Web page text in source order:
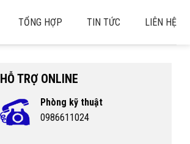
TỔNG HỢP TIN TỨC LIÊN HỆ
HỖ TRỢ ONLINE
Phòng kỹ thuật
0986611024